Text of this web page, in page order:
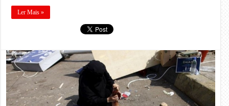
Ler Mais »